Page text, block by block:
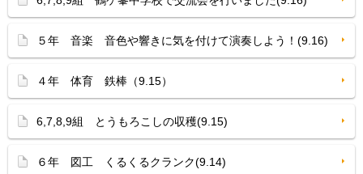
５年 音楽 音色や響きに気を付けて演奏しよう！(9.16)
４年 体育 鉄棒（9.15）
6,7,8,9組 とうもろこしの収穫(9.15)
６年 図工 くるくるクランク(9.14)